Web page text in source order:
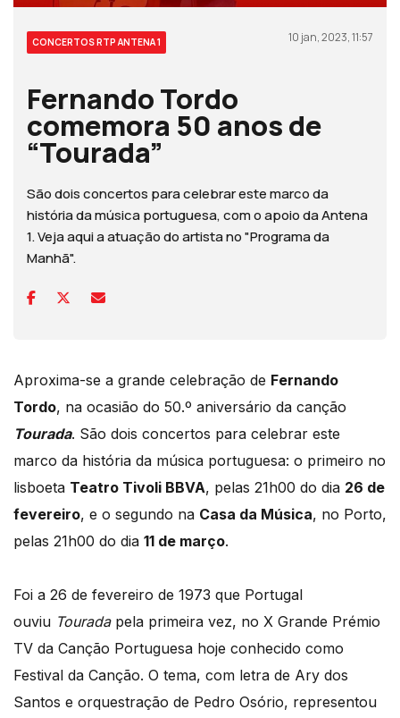
CONCERTOS RTP ANTENA 1 10 jan, 2023, 11:57
Fernando Tordo
comemora 50 anos de
“Tourada”
São dois concertos para celebrar este marco da
história da música portuguesa, com o apoio da Antena
1. Veja aqui a atuação do artista no "Programa da
Manhã".
Aproxima-se a grande celebração de Fernando
Tordo, na ocasião do 50.º aniversário da canção
Tourada. São dois concertos para celebrar este
marco da história da música portuguesa: o primeiro no
lisboeta Teatro Tivoli BBVA, pelas 21h00 do dia 26 de
fevereiro, e o segundo na Casa da Música, no Porto,
pelas 21h00 do dia 11 de março.
Foi a 26 de fevereiro de 1973 que Portugal
ouviu Tourada pela primeira vez, no X Grande Prémio
TV da Canção Portuguesa hoje conhecido como
Festival da Canção. O tema, com letra de Ary dos
Santos e orquestração de Pedro Osório, representou